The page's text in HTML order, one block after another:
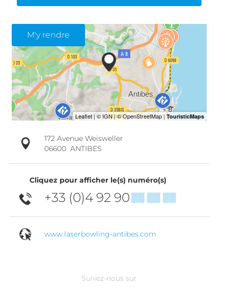
M'y rendre
172 Avenue Weisweller
06600 ANTIBES
Cliquez pour afficher le(s) numéro(s)
+33 (0)4 92 90▒▒ ▒▒ ▒▒
www.laserbowling-antibes.com
Suivez-nous sur